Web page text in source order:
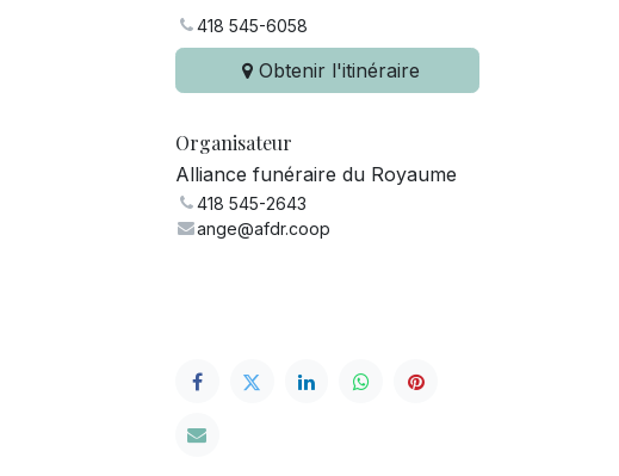
418 545-6058
Obtenir l'itinéraire
Organisateur
Alliance funéraire du Royaume
418 545-2643
ange@afdr.coop